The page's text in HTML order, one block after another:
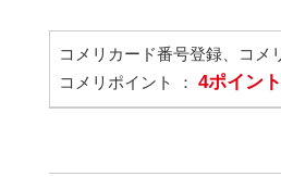
コメリカード番号登録、コメ
コメリポイント ： 4ポイン